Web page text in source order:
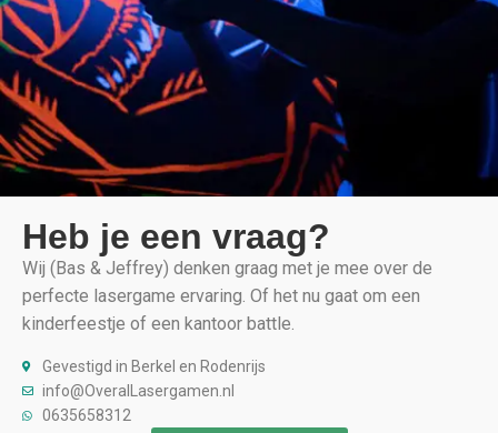
Heb je een vraag?
Wij (Bas & Jeffrey) denken graag met je mee over de
perfecte lasergame ervaring. Of het nu gaat om een
kinderfeestje of een kantoor battle.
Gevestigd in Berkel en Rodenrijs
info@OveralLasergamen.nl
0635658312